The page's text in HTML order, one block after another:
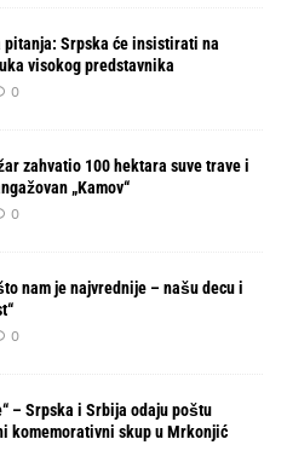
pitanja: Srpska će insistirati na
visokog predstavnika
0
zahvatio 100 hektara suve trave i
„Kamov“
0
nam je najvrednije – našu decu i
0
– Srpska i Srbija odaju poštu
komemorativni skup u Mrkonjić